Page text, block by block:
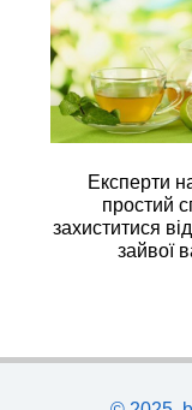
Експерти
простий
захиститися
зайвої